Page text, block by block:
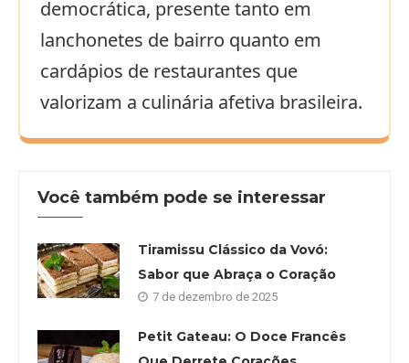
democrática, presente tanto em
lanchonetes de bairro quanto em
cardápios de restaurantes que
valorizam a culinária afetiva brasileira.
Você também pode se interessar
Tiramissu Clássico da Vovó:
Sabor que Abraça o Coração
7 de dezembro de 2025
Petit Gateau: O Doce Francês